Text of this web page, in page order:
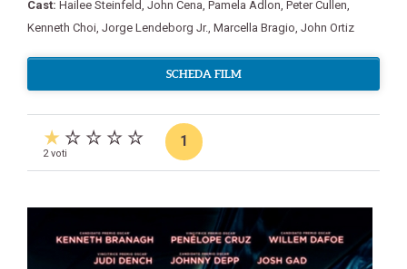
Cast: Hailee Steinfeld, John Cena, Pamela Adlon, Peter Cullen,
Kenneth Choi, Jorge Lendeborg Jr., Marcella Bragio, John Ortiz
SCHEDA FILM
2 voti
1